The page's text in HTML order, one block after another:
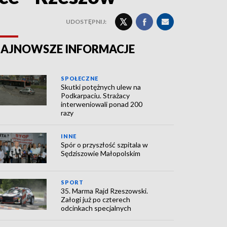
UDOSTĘPNIJ:
INFORMACJE
SPOŁECZNE
Skutki potężnych ulew na
Podkarpaciu. Strażacy
interweniowali ponad 200
razy
INNE
Spór o przyszłość szpitala w
Sędziszowie Małopolskim
SPORT
35. Marma Rajd Rzeszowski.
Załogi już po czterech
odcinkach specjalnych